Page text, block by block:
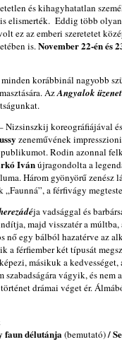
és kihagyhatatlan
elismerték. Eddig több
ez az emberi szeretetet
is.November 22-én és
korábbinál nagyobb
AzAngyalok
Nizsinszkij koreográfiájával
zeneművének
publikumot. Rodin azonnal
Ivánújragondolta a
Három gyönyörű zenész
a férfivágy
ja vadsággal és
majd visszatér a
nő egy bálból hazatérve az
a férfiember két típusát
másikuk a
szabadságára vágyik, és
drámai véget ér.
faun délutánja(bemutató)/